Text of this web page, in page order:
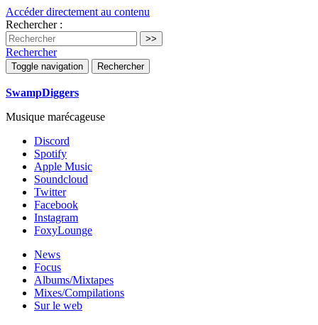
Accéder directement au contenu
Rechercher :
Rechercher
Toggle navigation Rechercher
SwampDiggers
Musique marécageuse
Discord
Spotify
Apple Music
Soundcloud
Twitter
Facebook
Instagram
FoxyLounge
News
Focus
Albums/Mixtapes
Mixes/Compilations
Sur le web